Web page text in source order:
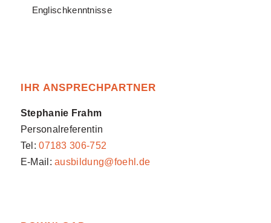
Englischkenntnisse
IHR ANSPRECHPARTNER
Stephanie Frahm
Personalreferentin
Tel:07183 306-752
E-Mail:ausbildung@foehl.de